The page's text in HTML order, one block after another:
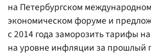
на Петербургском международном
экономическом форуме и
с 2014 года заморозить тарифы
на уровне инфляции за прошлый